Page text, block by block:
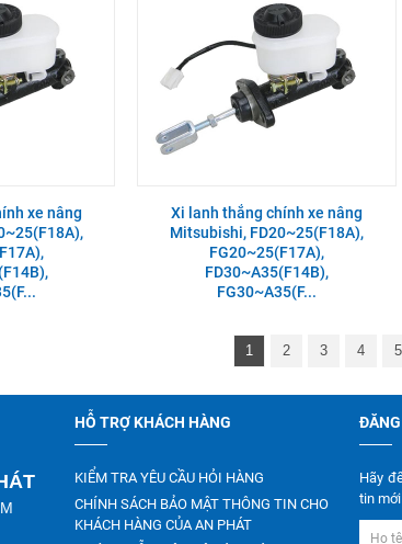
xe nâng
Xi lanh thắng chính xe nâng
Mitsubishi, FD20~25(F18A),
FG20~25(F17A),
FD30~A35(F14B),
FG30~A35(F...
1 2 3 4 5
HỖ TRỢ KHÁCH HÀNG
KIỂM TRA YÊU CẦU HỎI HÀNG
CHÍNH SÁCH BẢO MẬT THÔNG TIN CHO
KHÁCH HÀNG CỦA AN PHÁT
Hãy
tin